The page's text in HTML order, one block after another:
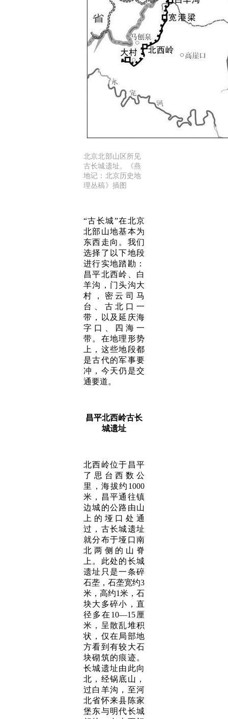
北京北部山区所见
古长城遗址。《燕
地记：北京历史地
理丛稿》插图
“古长城”在北京
北部山地基本为
东西走向。我们
选择了以下地段
进行实地踏勘：
昌平北西岭、白
羊沟，门头沟大
村，密云司马
台、古北口一
带，以及延庆海
字口、四海一
带。在地理形势
上，这些地段都
是古代的军事要
冲，今天仍是交
通要道。
昌平北西岭古长
城遗址
北西岭位于昌平
了思台西数公
里，海拔约1000
米，昌平通往镇
边城的公路由山
上的垭口处通
过，古长城遗址
就分布于垭口南
北两侧的山脊
上。此处的长城
遗址只是一条碎
石垄，石垄宽约3
米，高约1米，石
块大多碎小，直
径多在10—15厘
米，呈散乱堆积
状，仅在局部地
方看到有较大石
块砌筑的痕迹。
长城遗址由此向
北，经锅底山，
过白羊沟，至河
北省怀来县陈家
堡东与明代长城